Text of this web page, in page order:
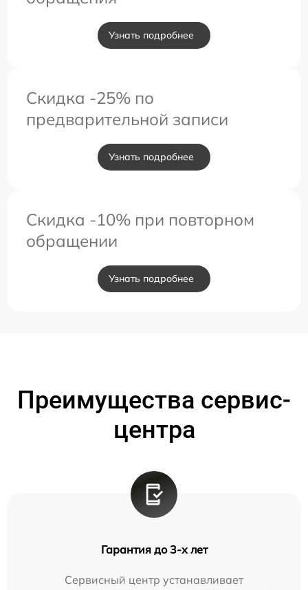
Узнать подробнее
Скидка -25% по
предварительной записи
Узнать подробнее
Скидка -10% при повторном
обращении
Узнать подробнее
Преимущества сервис-
центра
Гарантия до 3-х лет
Сервисный центр устанавливает